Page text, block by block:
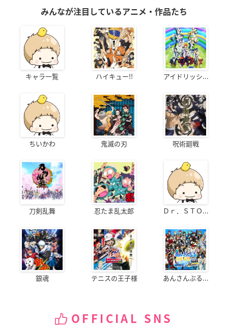
みんなが注目しているアニメ・作品たち
キャラ一覧 ハイキュー!! アイドリッシ...
ちいかわ 鬼滅の刃 呪術廻戦
刀剣乱舞 忍たま乱太郎 Ｄｒ．ＳＴＯ...
銀魂 テニスの王子様 あんさんぶる...
OFFICIAL SNS